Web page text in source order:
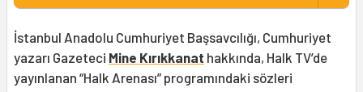
İstanbul Anadolu Cumhuriyet Başsavcılığı, Cumhuriyet
yazarı Gazeteci Mine Kırıkkanat hakkında, Halk TV’de
yayınlanan “Halk Arenası” programındaki sözleri